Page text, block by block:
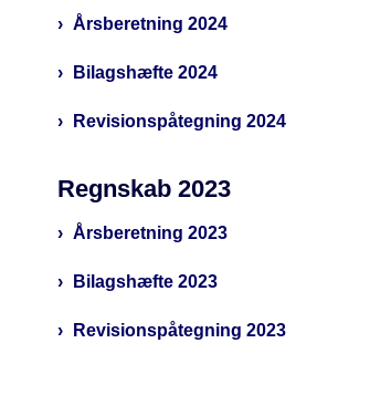
Årsberetning 2024
Bilagshæfte 2024
Revisionspåtegning 2024
Regnskab 2023
Årsberetning 2023
Bilagshæfte 2023
Revisionspåtegning 2023